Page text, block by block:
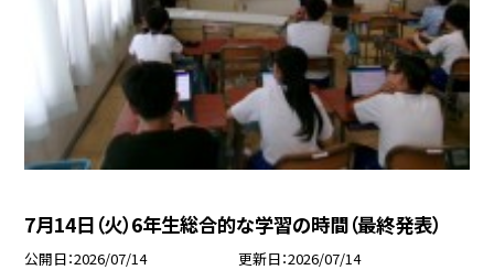
7月14日（火）6年生総合的な学習の時間（最終発表）
公開日 2026/07/14 更新日 2026/07/14